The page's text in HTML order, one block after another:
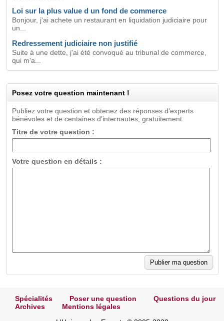
Loi sur la plus value d un fond de commerce
Bonjour, j'ai achete un restaurant en liquidation judiciaire pour
un...
Redressement judiciaire non justifié
Suite à une dette, j'ai été convoqué au tribunal de commerce,
qui m'a...
Posez votre question maintenant !
Publiez votre question et obtenez des réponses d'experts
bénévoles et de centaines d'internautes, gratuitement.
Titre de votre question :
Votre question en détails :
Spécialités Poser une question
Questions du jour
Archives
Mentions légales